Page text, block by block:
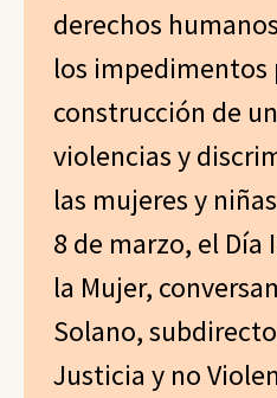
derechos
los impedimentos
construcción de
violencias y
las mujeres y
8 de marzo, el
la Mujer,
Solano,
Justicia y no